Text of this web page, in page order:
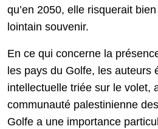
qu’en 2050, elle risquerait
lointain souvenir.
En ce qui concerne la
les pays du Golfe, les auteurs
intellectuelle triée sur le volet,
communauté palestinienne
Golfe a une importance